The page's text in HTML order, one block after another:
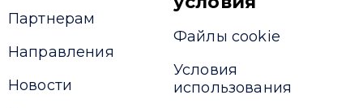
Партнерам
Направления
Новости
Файлы cookie
Условия
использования